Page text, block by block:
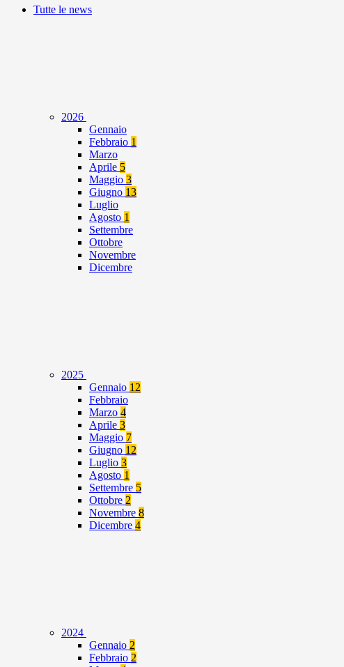
Tutte le news
2026
Gennaio
Febbraio 1
Marzo
Aprile 5
Maggio 3
Giugno 13
Luglio
Agosto 1
Settembre
Ottobre
Novembre
Dicembre
2025
Gennaio 12
Febbraio
Marzo 4
Aprile 3
Maggio 7
Giugno 12
Luglio 3
Agosto 1
Settembre 5
Ottobre 2
Novembre 8
Dicembre 4
2024
Gennaio 2
Febbraio 2